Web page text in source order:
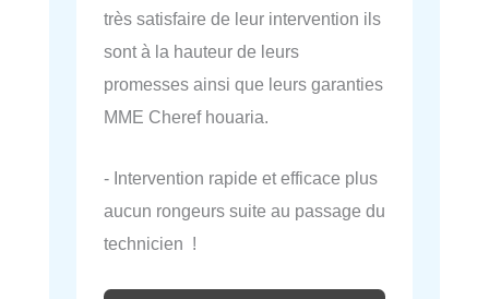
très satisfaire de leur intervention ils
sont à la hauteur de leurs
promesses ainsi que leurs garanties
MME Cheref houaria.
- Intervention rapide et efficace plus
aucun rongeurs suite au passage du
technicien !